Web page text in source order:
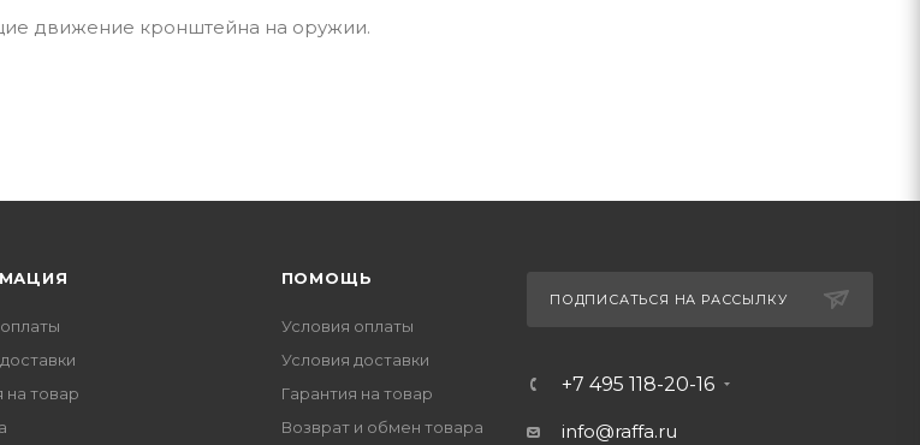
движение кронштейна на оружии.
на товар
ПОМОЩЬ
Условия оплаты
Условия доставки
Гарантия на товар
Возврат и обмен товара
ПОДПИСАТЬСЯ НА РАССЫЛКУ
+7 495 118-20-16
info@raffa.ru